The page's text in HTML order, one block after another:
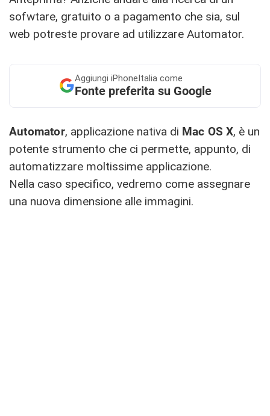
sofwtare, gratuito o a pagamento che sia, sul
web potreste provare ad utilizzare Automator.
Aggiungi iPhoneItalia come
Fonte preferita su Google
Automator, applicazione nativa di Mac OS X, è un
potente strumento che ci permette, appunto, di
automatizzare moltissime applicazione.
Nella caso specifico, vedremo come assegnare
una nuova dimensione alle immagini.